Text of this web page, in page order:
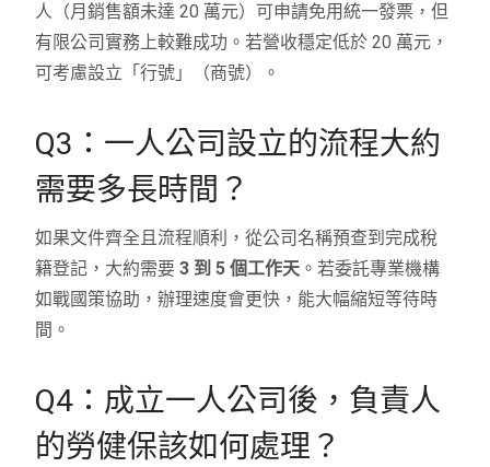
人（月銷售額未達 20 萬元）可申請免用統一發票，但
有限公司實務上較難成功。若營收穩定低於 20 萬元，
可考慮設立「行號」（商號）。
Q3：一人公司設立的流程大約
需要多長時間？
如果文件齊全且流程順利，從公司名稱預查到完成稅
籍登記，大約需要3 到 5 個工作天 。若委託專業機構
如戰國策協助，辦理速度會更快，能大幅縮短等待時
間。
Q4：成立一人公司後，負責人
的勞健保該如何處理？